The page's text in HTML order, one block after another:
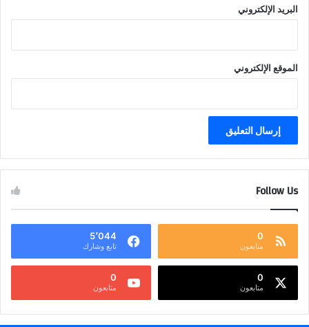
البريد الإلكتروني
الموقع الإلكتروني
Follow Us
0
متابعون
5٬044
تابع وشارك
0
متابعون
0
متابعون